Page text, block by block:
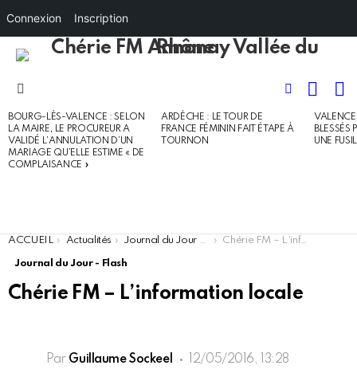
FOLLOW
DERNIERS
ARTICLES
BOURG-LÈS-VALENCE : SELON
LA MAIRE, LE PROCUREUR A
VALIDÉ L’ANNULATION D’UN
MARIAGE QU’ELLE ESTIME « DE
COMPLAISANCE »
ARDÈCHE : LE TOUR DE
FRANCE FÉMININ FAIT ÉTAPE À
TOURNON
BLESSÉS
UNE
You are here:
ACCUEIL Actualités Journal du Jour - Flash Chérie FM – L’information locale
Journal du Jour - Flash
Chérie FM – L’information locale
Par Guillaume Sockeel 12/05/2016, 13:28
Connexion Inscription